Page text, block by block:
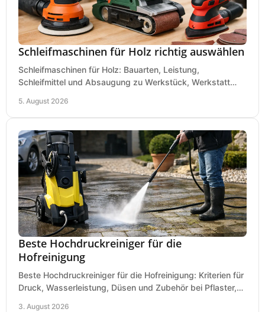
Schleifmaschinen für Holz richtig auswählen
Schleifmaschinen für Holz: Bauarten, Leistung,
Schleifmittel und Absaugung zu Werkstück, Werkstatt
5. August 2026
Beste Hochdruckreiniger für die
Hofreinigung
Beste Hochdruckreiniger für die Hofreinigung: Kriterien für
Druck, Wasserleistung, Düsen und Zubehör bei Pflaster,
3. August 2026